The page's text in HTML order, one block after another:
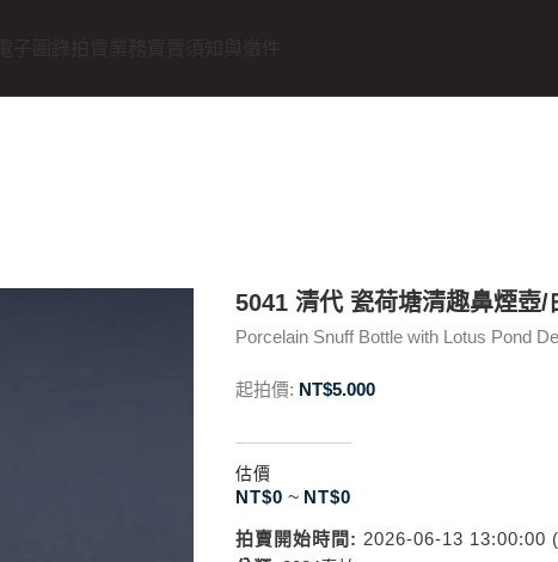
5041 清代 瓷荷塘清趣鼻煙壺/
Porcelain Snuff Bottle with Lotus Pond
起拍價: NT$5.000
估價
NT$0 ~ NT$0
拍賣開始時間: 2026-06-13 13:00:00